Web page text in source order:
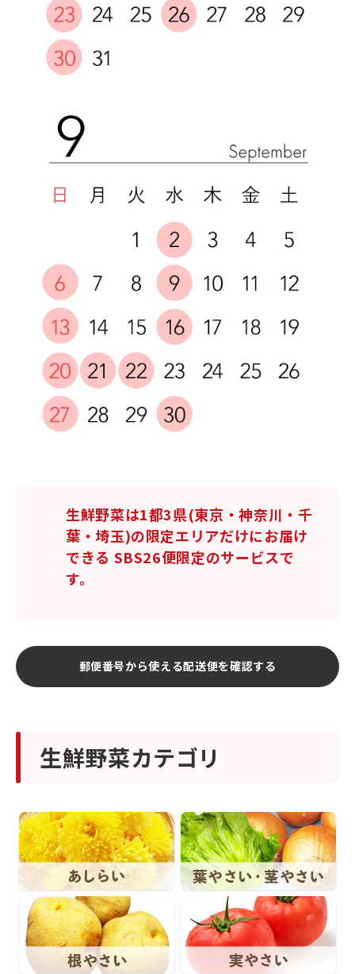
生鮮野菜は1都3県(東京・神奈川・千
葉・埼玉)の限定エリアだけにお届け
できる SBS26便限定のサービスで
す。
郵便番号から使える配送便を確認する
生鮮野菜カテゴリ